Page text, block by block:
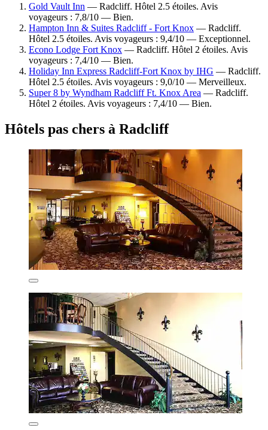
Gold Vault Inn — Radcliff. Hôtel 2.5 étoiles. Avis
voyageurs : 7,8/10 — Bien.
Hampton Inn & Suites Radcliff - Fort Knox — Radcliff.
Hôtel 2.5 étoiles. Avis voyageurs : 9,4/10 — Exceptionnel.
Econo Lodge Fort Knox — Radcliff. Hôtel 2 étoiles. Avis
voyageurs : 7,4/10 — Bien.
Holiday Inn Express Radcliff-Fort Knox by IHG — Radcliff.
Hôtel 2.5 étoiles. Avis voyageurs : 9,0/10 — Merveilleux.
Super 8 by Wyndham Radcliff Ft. Knox Area — Radcliff.
Hôtel 2 étoiles. Avis voyageurs : 7,4/10 — Bien.
Hôtels pas chers à Radcliff